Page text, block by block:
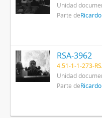
Unidad
Parte de
RSA-3962
4.51-1-1-273-
Unidad
Parte de